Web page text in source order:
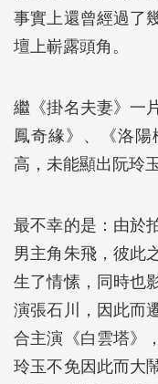
事實上還曾經過了
壇上嶄露頭角。
繼《掛名夫妻》一
鳳奇緣》、《洛
高，未能顯出阮玲
最不幸的是：由於
男主角朱飛，彼此
生了情愫，同時也
演張石川，因此而
合主演《白雲塔》
玲玉不免因此而大